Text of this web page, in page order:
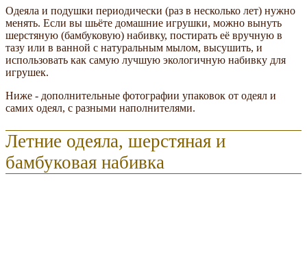
Одеяла и подушки периодически (раз в несколько лет) нужно
менять. Если вы шьёте домашние игрушки, можно вынуть
шерстяную (бамбуковую) набивку, постирать её вручную в
тазу или в ванной с натуральным мылом, высушить, и
использовать как самую лучшую экологичную набивку для
игрушек.
Ниже - дополнительные фотографии упаковок от одеял и
самих одеял, с разными наполнителями.
Летние одеяла, шерстяная и
бамбуковая набивка